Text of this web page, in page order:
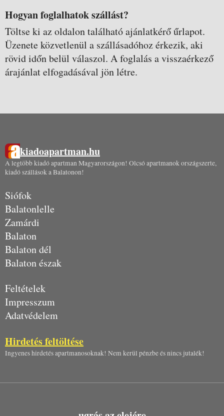
Hogyan foglalhatok szállást?
Töltse ki az oldalon található ajánlatkérő űrlapot.
Üzenete közvetlenül a szállásadóhoz érkezik, aki
rövid időn belül válaszol. A foglalás a visszaérkező
árajánlat elfogadásával jön létre.
kiadoapartman.hu
A legtöbb kiadó apartman Magyarországon! Olcsó apartmanok országszerte,
kiadó szállások a Balatonon!
Siófok
Balatonlelle
Zamárdi
Balaton
Balaton dél
Balaton észak
Feltételek
Impresszum
Adatvédelem
Hirdetés feltöltése
Ingyenes hirdetés apartmanosoknak! Nem kerül pénzbe és nincs jutalék!